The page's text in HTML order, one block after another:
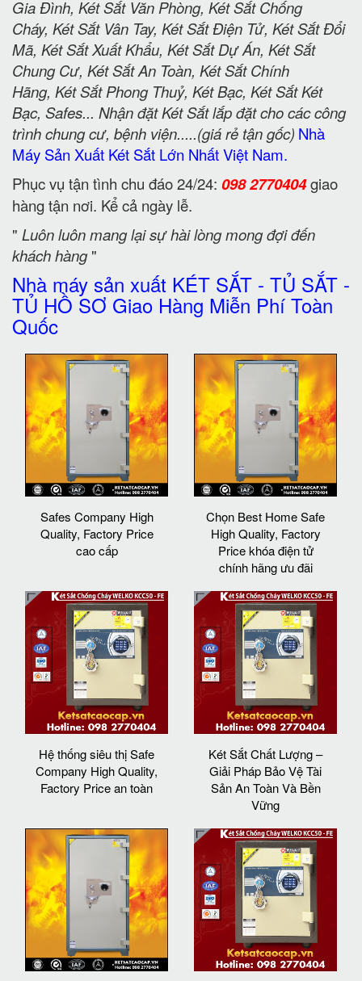
Gia Đình, Két Sắt Văn Phòng, Két Sắt Chống
Cháy, Két Sắt Vân Tay, Két Sắt Điện Tử, Két Sắt Đổi
Mã, Két Sắt Xuất Khẩu, Két Sắt Dự Án, Két Sắt
Chung Cư, Két Sắt An Toàn, Két Sắt Chính
Hãng, Két Sắt Phong Thuỷ, Két Bạc, Két Sắt Két
Bạc, Safes... Nhận đặt Két Sắt lắp đặt cho các công
trình chung cư, bệnh viện.....(giá rẻ tận gốc) Nhà
Máy Sản Xuất Két Sắt Lớn Nhất Việt Nam.
Phục vụ tận tình chu đáo 24/24: 098 2770404giao
hàng tận nơi. Kể cả ngày lễ.
" Luôn luôn mang lại sự hài lòng mong đợi đến
khách hàng"
Nhà máy sản xuất KÉT SẮT - TỦ SẮT -
TỦ HỒ SƠ Giao Hàng Miễn Phí Toàn
Quốc
Safes Company High
Quality, Factory Price
cao cấp
Chọn Best Home Safe
High Quality, Factory
Price khóa điện tử
chính hãng ưu đãi
Hệ thống siêu thị Safe
Company High Quality,
Factory Price an toàn
Két Sắt Chất Lượng –
Giải Pháp Bảo Vệ Tài
Sản An Toàn Và Bền
Vững